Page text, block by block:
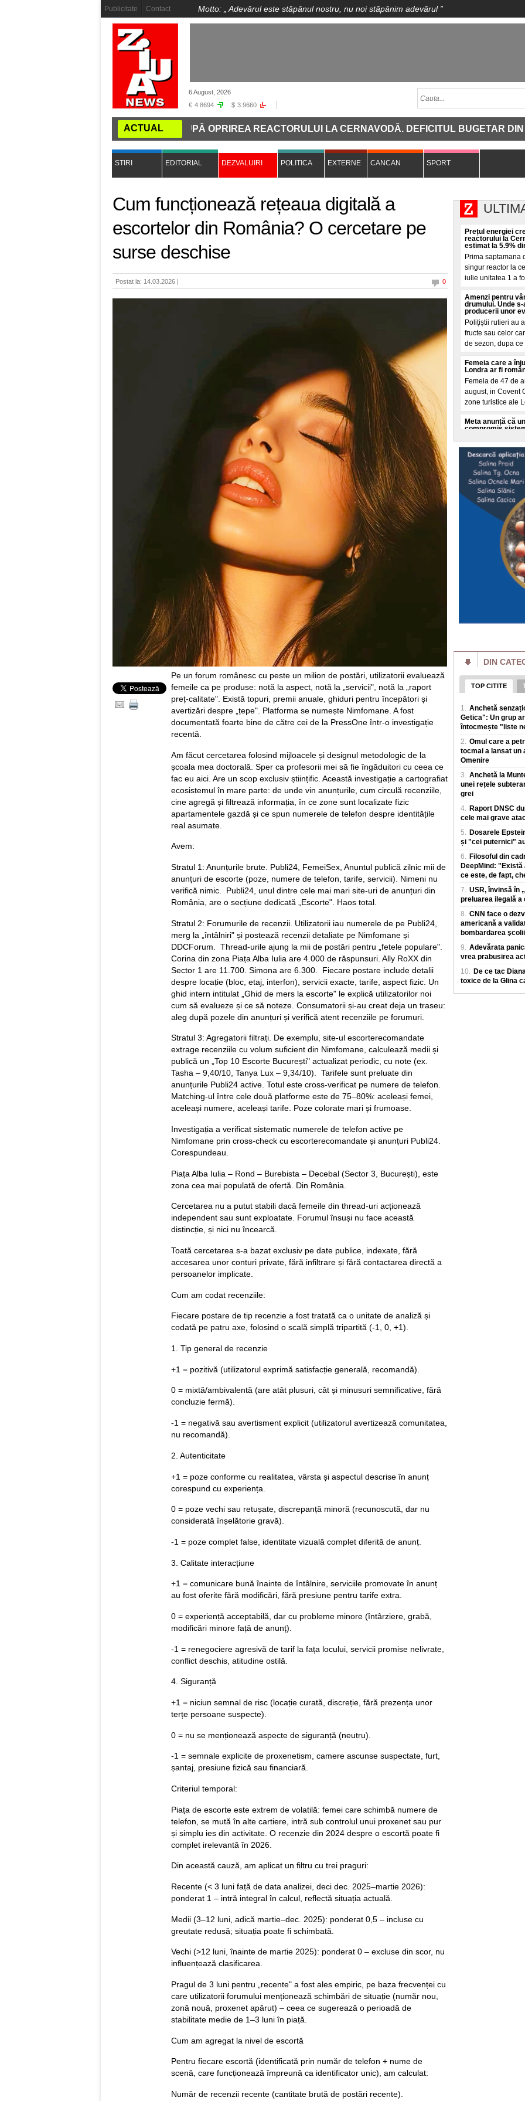
Publicitate Contact Motto: „ Adevărul este stăpânul nostru, nu noi stăpânim adevărul”
6 August, 2026
€ 4.8694 $ 3.9660
ACTUAL
CREȘTE CU PESTE 30% DUPĂ OPRIREA REACTORULUI LA CERNAVODĂ. DEFICITUL BUGETAR DIN 2026
STIRI EDITORIAL DEZVALUIRI POLITICA EXTERNE CANCAN SPORT
Cum funcționează rețeaua digitală a
escortelor din România? O cercetare pe
surse deschise
Postat la: 14.03.2026 | 0
Pe un forum românesc cu peste un milion de postări, utilizatorii evaluează
femeile ca pe produse: notă la aspect, notă la „servicii", notă la „raport
preț-calitate". Există topuri, premii anuale, ghiduri pentru începători și
avertizări despre „țepe". Platforma se numește Nimfomane. A fost
documentată foarte bine de către cei de la PressOne într-o investigație
recentă.
Am făcut cercetarea folosind mijloacele și designul metodologic de la
școala mea doctorală. Sper ca profesorii mei să fie îngăduitori cu ceea ce
fac eu aici. Are un scop exclusiv științific. Această investigație a cartografiat
ecosistemul în mare parte: de unde vin anunțurile, cum circulă recenziile,
cine agregă și filtrează informația, în ce zone sunt localizate fizic
apartamentele gazdă și ce spun numerele de telefon despre identitățile
real asumate.
Avem:
Stratul 1: Anunțurile brute. Publi24, FemeiSex, Anuntul publică zilnic mii de
anunțuri de escorte (poze, numere de telefon, tarife, servicii). Nimeni nu
verifică nimic. Publi24, unul dintre cele mai mari site-uri de anunțuri din
România, are o secțiune dedicată „Escorte". Haos total.
Stratul 2: Forumurile de recenzii. Utilizatorii iau numerele de pe Publi24,
merg la „întâlniri" și postează recenzii detaliate pe Nimfomane și
DDCForum. Thread-urile ajung la mii de postări pentru „fetele populare".
Corina din zona Piața Alba Iulia are 4.000 de răspunsuri. Ally RoXX din
Sector 1 are 11.700. Simona are 6.300. Fiecare postare include detalii
despre locație (bloc, etaj, interfon), servicii exacte, tarife, aspect fizic. Un
ghid intern intitulat „Ghid de mers la escorte" le explică utilizatorilor noi
cum să evalueze și ce să noteze. Consumatorii și-au creat deja un traseu:
aleg după pozele din anunțuri și verifică atent recenziile pe forumuri.
Stratul 3: Agregatorii filtrați. De exemplu, site-ul escorterecomandate
extrage recenziile cu volum suficient din Nimfomane, calculează medii și
publică un „Top 10 Escorte București" actualizat periodic, cu note (ex.
Tasha – 9,40/10, Tanya Lux – 9,34/10). Tarifele sunt preluate din
anunțurile Publi24 active. Totul este cross-verificat pe numere de telefon.
Matching-ul între cele două platforme este de 75–80%: aceleași femei,
aceleași numere, aceleași tarife. Poze colorate mari și frumoase.
Investigația a verificat sistematic numerele de telefon active pe
Nimfomane prin cross-check cu escorterecomandate și anunțuri Publi24.
Corespundeau.
Piața Alba Iulia – Rond – Burebista – Decebal (Sector 3, București), este
zona cea mai populată de ofertă. Din România.
Cercetarea nu a putut stabili dacă femeile din thread-uri acționează
independent sau sunt exploatate. Forumul însuși nu face această
distincție, și nici nu încearcă.
Toată cercetarea s-a bazat exclusiv pe date publice, indexate, fără
accesarea unor conturi private, fără infiltrare și fără contactarea directă a
persoanelor implicate.
Cum am codat recenziile:
Fiecare postare de tip recenzie a fost tratată ca o unitate de analiză și
codată pe patru axe, folosind o scală simplă tripartită (-1, 0, +1).
1. Tip general de recenzie
+1 = pozitivă (utilizatorul exprimă satisfacție generală, recomandă).
0 = mixtă/ambivalentă (are atât plusuri, cât și minusuri semnificative, fără
concluzie fermă).
-1 = negativă sau avertisment explicit (utilizatorul avertizează comunitatea,
nu recomandă).
2. Autenticitate
+1 = poze conforme cu realitatea, vârsta și aspectul descrise în anunț
corespund cu experiența.
0 = poze vechi sau retușate, discrepanță minoră (recunoscută, dar nu
considerată înșelătorie gravă).
-1 = poze complet false, identitate vizuală complet diferită de anunț.
3. Calitate interacțiune
+1 = comunicare bună înainte de întâlnire, serviciile promovate în anunț
au fost oferite fără modificări, fără presiune pentru tarife extra.
0 = experiență acceptabilă, dar cu probleme minore (întârziere, grabă,
modificări minore față de anunț).
-1 = renegociere agresivă de tarif la fața locului, servicii promise nelivrate,
conflict deschis, atitudine ostilă.
4. Siguranță
+1 = niciun semnal de risc (locație curată, discreție, fără prezența unor
terțe persoane suspecte).
0 = nu se menționează aspecte de siguranță (neutru).
-1 = semnale explicite de proxenetism, camere ascunse suspectate, furt,
șantaj, presiune fizică sau financiară.
Criteriul temporal:
Piața de escorte este extrem de volatilă: femei care schimbă numere de
telefon, se mută în alte cartiere, intră sub controlul unui proxenet sau pur
și simplu ies din activitate. O recenzie din 2024 despre o escortă poate fi
complet irelevantă în 2026.
Din această cauză, am aplicat un filtru cu trei praguri:
Recente (< 3 luni față de data analizei, deci dec. 2025–martie 2026):
ponderat 1 – intră integral în calcul, reflectă situația actuală.
Medii (3–12 luni, adică martie–dec. 2025): ponderat 0,5 – incluse cu
greutate redusă; situația poate fi schimbată.
Vechi (>12 luni, înainte de martie 2025): ponderat 0 – excluse din scor, nu
influențează clasificarea.
Pragul de 3 luni pentru „recente" a fost ales empiric, pe baza frecvenței cu
care utilizatorii forumului menționează schimbări de situație (număr nou,
zonă nouă, proxenet apărut) – ceea ce sugerează o perioadă de
stabilitate medie de 1–3 luni în piață.
Cum am agregat la nivel de escortă
Pentru fiecare escortă (identificată prin număr de telefon + nume de
scenă, care funcționează împreună ca identificator unic), am calculat:
Număr de recenzii recente (cantitate brută de postări recente).
Prețul energiei
reactorului la
estimat la 5.9%
Prima saptamana
singur reactor la
iulie unitatea 1 a
Amenzi pentru
drumului. Unde
producerii unor
Polițiștii rutieri au
fructe sau celor
de sezon, dupa ce
Femeia care a
Londra ar fi
Femeia de 47 de
august, in Covent
zone turistice ale
Meta anunță că
compromis
Meta susține ca
artificiala a reușit
sistemele unei
Atacurile SUA
crizei de
Hegseth
Președintele
apararii Pete
muniție cu care s-
Cornel Dinu e în
pierde 3.500 de
Scandalul dintre
istoria lui
produca efecte.
Cât timp
de unu care
de deplasare se
care parcurge in
Întâlnire de taină
puteri europene
Diplomația lui
dintre Ucraina și
notabile. Însa
Alexandru
această oră, și
august sa se ia o
Astazi se
Bolojan, prin
de-a face cu un
DIN
TOP CITITE
1. Anchetă
Getica": Un grup
întocmește "liste
2. Omul care a
tocmai a lansat un
Omenire
3. Anchetă la
unei rețele
grei
4. Raport DNSC
cele mai grave
5. Dosarele
și "cei puternici"
6. Filosoful din
DeepMind:
ce este, de fapt,
7. USR, învinsă în
preluarea ilegală a
8. CNN face o
americană a
bombardarea
9. Adevărata
vrea prabusirea
10. De ce tac
toxice de la Glina